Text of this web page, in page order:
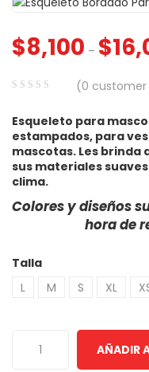
$8,100 – $
out
of
on
customer
(0 customer
Esqueleto para
estampados, para
mascotas. Les brinda
sus materiales
clima.
Colores y diseños
hora de
Talla
L
M S XL
AÑADIR
Gatos May ...
–$ IVA INCLUIDO